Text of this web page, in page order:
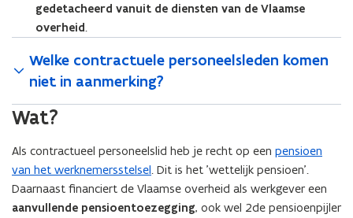
gedetacheerd vanuit de diensten van de Vlaamse
overheid.
Welke contractuele personeelsleden komen
niet in aanmerking?
Wat?
Als contractueel personeelslid heb je recht op een pensioen
van het werknemersstelsel. Dit is het 'wettelijk pensioen'.
Daarnaast financiert de Vlaamse overheid als werkgever een
aanvullende pensioentoezegging, ook wel 2de pensioenpijler